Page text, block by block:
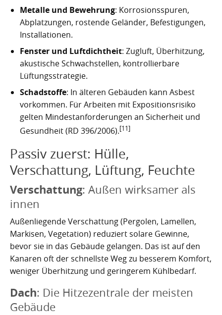
Metalle und Bewehrung: Korrosionsspuren,
Abplatzungen, rostende Geländer, Befestigungen,
Installationen.
Fenster und Luftdichtheit: Zugluft, Überhitzung,
akustische Schwachstellen, kontrollierbare
Lüftungsstrategie.
Schadstoffe: In älteren Gebäuden kann Asbest
vorkommen. Für Arbeiten mit Expositionsrisiko
gelten Mindestanforderungen an Sicherheit und
Gesundheit (RD 396/2006).[11]
Passiv zuerst: Hülle,
Verschattung, Lüftung, Feuchte
Verschattung: Außen wirksamer als
innen
Außenliegende Verschattung (Pergolen, Lamellen,
Markisen, Vegetation) reduziert solare Gewinne,
bevor sie in das Gebäude gelangen. Das ist auf den
Kanaren oft der schnellste Weg zu besserem Komfort,
weniger Überhitzung und geringerem Kühlbedarf.
Dach: Die Hitzezentrale der meisten
Gebäude